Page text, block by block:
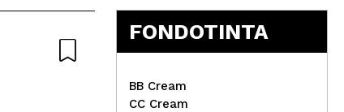
FONDOTINTA
BB Cream
CC Cream